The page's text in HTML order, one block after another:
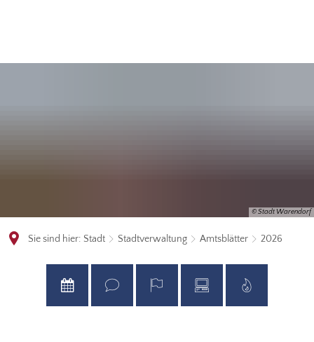
© Stadt Warendorf
Sie sind hier: Stadt Stadtverwaltung Amtsblätter 2026